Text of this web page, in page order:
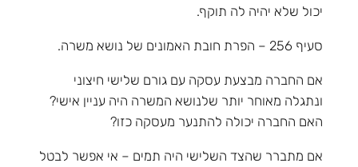
יכול שלא יהיה לה תוקף.
סעיף 256 – הפרת חובת האמונים של נושא משרה.
אם החברה מבצעת עסקה עם גורם שלישי חיצוני
ונתגלה מאוחר יותר שלנושא המשרה היה עניין אישי?
האם החברה יכולה להתנער מעסקה כזו?
אם מתברר שהצד השלישי היה תמים – אי אפשר לבטל